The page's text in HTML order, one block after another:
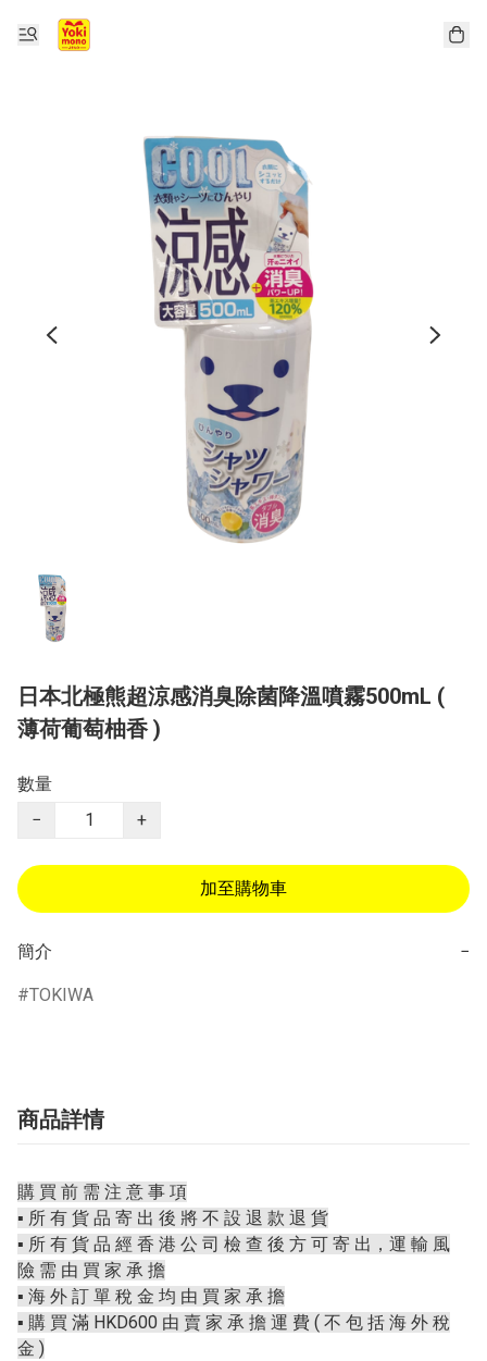
日本北極熊超涼感消臭除菌降溫噴霧500mL (
薄荷葡萄柚香 )
數量
−
+
加至購物車
簡介 −
TOKIWA
商品詳情
購 買 前 需 注 意 事 項
▪️ 所 有 貨 品 寄 出 後 將 不 設 退 款 退 貨
▪️ 所 有 貨 品 經 香 港 公 司 檢 查 後 方 可 寄 出，運 輸 風
險 需 由 買 家 承 擔
▪️ 海 外 訂 單 稅 金 均 由 買 家 承 擔
▪️ 購 買 滿 HKD600 由 賣 家 承 擔 運 費 ( 不 包 括 海 外 稅
金 )